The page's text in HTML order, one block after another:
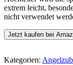
extrem leicht,
nicht verwendet
Jetzt kaufen bei
Kategorien: